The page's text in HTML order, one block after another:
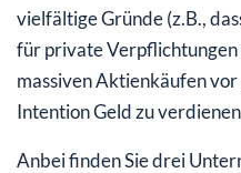
vielfältige Gründe (z.B.,
für private
massiven Aktienkäufen
Intention Geld zu
Anbei finden Sie drei